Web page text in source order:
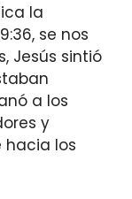
la
se nos
Jesús sintió
a los
y
hacia los